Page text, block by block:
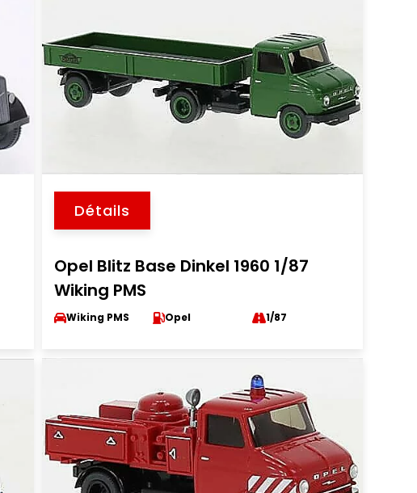
Détails
Opel Blitz Base Dinkel 1960 1/87
Wiking PMS
Wiking PMS Opel 1/87